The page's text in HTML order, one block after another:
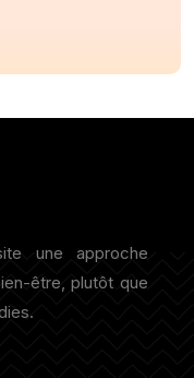
une approche
être, plutôt que